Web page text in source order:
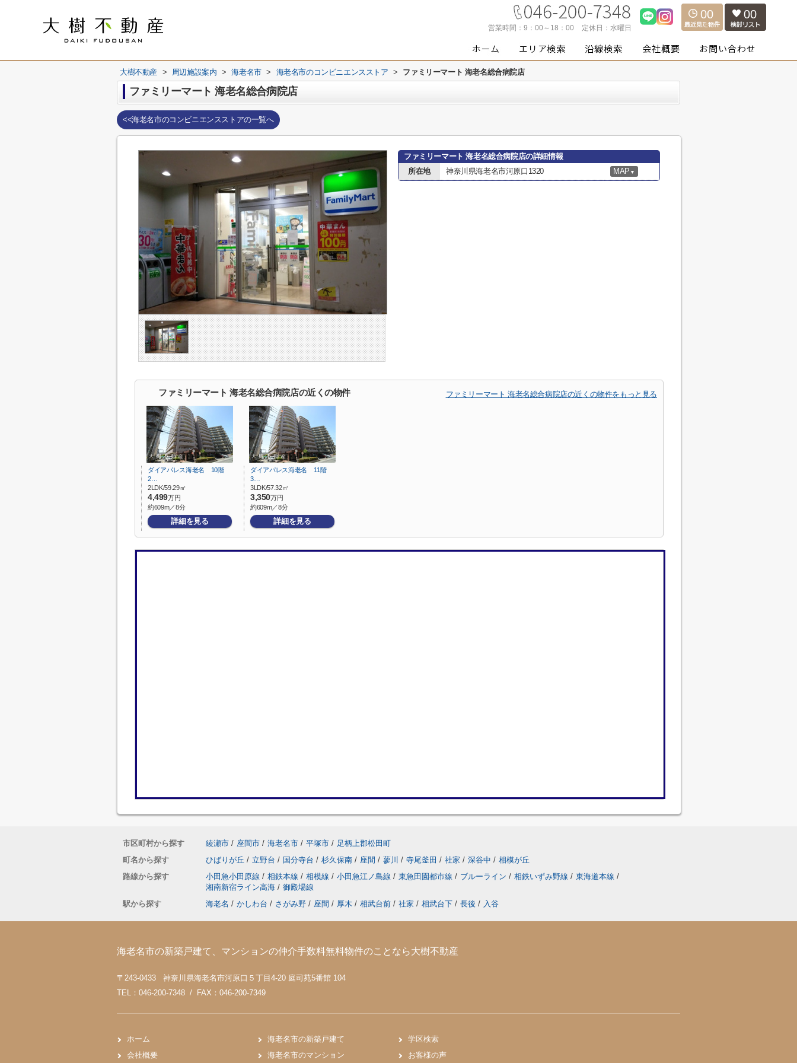
営業時間： 9：00～18：00 定休日： 水曜日
00 00
大樹不動産 > 周辺施設案内 > 海老名市 > 海老名市のコンビニエンスストア > ファミリーマート 海老名総合病院店
ファミリーマート 海老名総合病院店
<<海老名市のコンビニエンスストアの一覧へ
ファミリーマート 海老名総合病院店の詳細情報
所在地
神奈川県海老名市河原口1320 MAP ▼
ファミリーマート 海老名総合病院店の近くの物件 ファミリーマート 海老名総合病院店の近くの物件をもっと見る
ダイアパレス海老名 10階
2…
2LDK/59.29㎡
4,499万円
約609m／8分
詳細を見る
ダイアパレス海老名 11階
3…
3LDK/57.32㎡
3,350万円
約609m／8分
詳細を見る
市区町村から探す 綾瀬市 / 座間市 / 海老名市 / 平塚市 / 足柄上郡松田町
町名から探す
ひばりが丘 / 立野台 / 国分寺台 / 杉久保南 / 座間 / 蓼川 / 寺尾釜田 / 社家 / 深谷中 / 相模が丘
路線から探す
小田急小田原線 / 相鉄本線 / 相模線 / 小田急江ノ島線 / 東急田園都市線 / ブルーライン / 相鉄いずみ野線 / 東海道本線 /
湘南新宿ライン高海 / 御殿場線
駅から探す
海老名 / かしわ台 / さがみ野 / 座間 / 厚木 / 相武台前 / 社家 / 相武台下 / 長後 / 入谷
海老名市の新築戸建て、マンションの仲介手数料無料物件のことなら大樹不動産
〒243-0433 神奈川県海老名市河原口５丁目4-20 庭司苑5番館 104
TEL：046-200-7348 / FAX：046-200-7349
ホーム
会社概要
海老名市の新築戸建て
海老名市のマンション
学区検索
お客様の声